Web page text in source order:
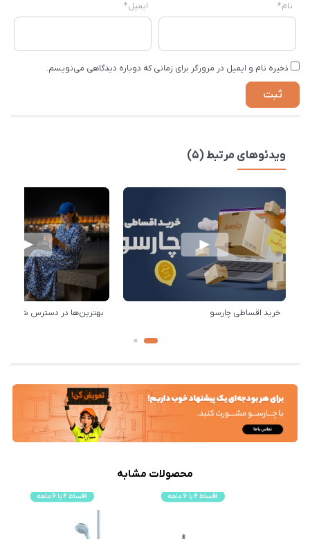
نام* ایمیل*
ذخیره نام و ایمیل در مرورگر برای زمانی که دوباره دیدگاهی می‌نویسم.
ویدئوهای مرتبط (5)
خرید اقساطی چارسو بهترین‌ها در دسترس
محصولات مشابه